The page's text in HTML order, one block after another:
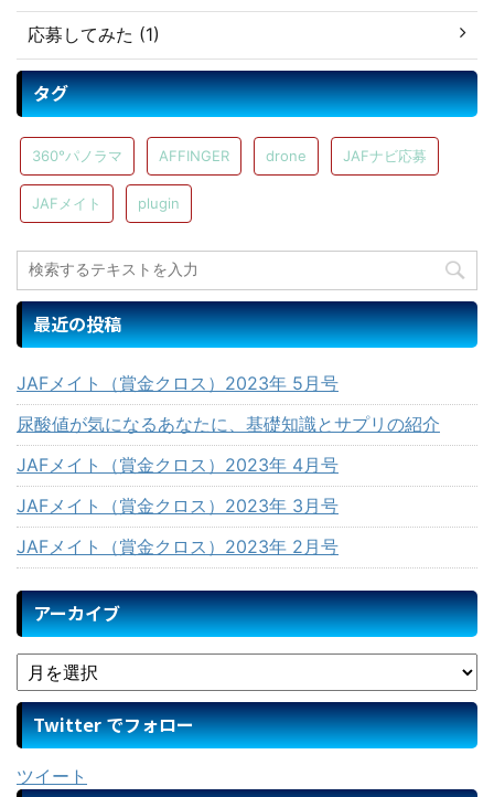
応募してみた (1)
タグ
360°パノラマ AFFINGER drone JAFナビ応募
JAFメイト plugin
最近の投稿
JAFメイト（賞金クロス）2023年 5月号
尿酸値が気になるあなたに、基礎知識とサプリの紹介
JAFメイト（賞金クロス）2023年 4月号
JAFメイト（賞金クロス）2023年 3月号
JAFメイト（賞金クロス）2023年 2月号
アーカイブ
Twitter でフォロー
ツイート